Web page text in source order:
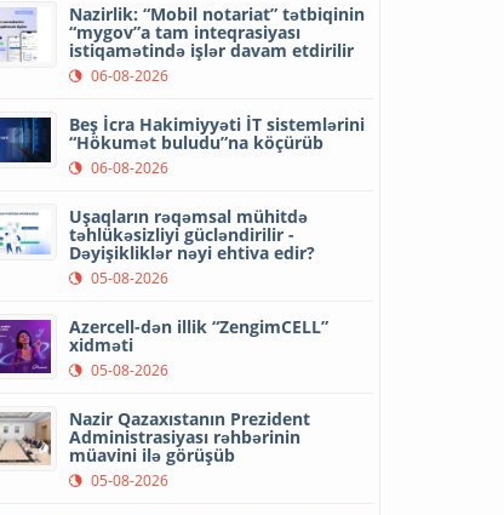
Nazirlik: “Mobil notariat” tətbiqinin
“mygov”a tam inteqrasiyası
istiqamətində işlər davam etdirilir
06-08-2026
Beş İcra Hakimiyyəti İT sistemlərini
“Hökumət buludu”na köçürüb
06-08-2026
Uşaqların rəqəmsal mühitdə
təhlükəsizliyi gücləndirilir -
Dəyişikliklər nəyi ehtiva edir?
05-08-2026
Azercell-dən illik “ZengimCELL”
xidməti
05-08-2026
Nazir Qazaxıstanın Prezident
Administrasiyası rəhbərinin
müavini ilə görüşüb
05-08-2026